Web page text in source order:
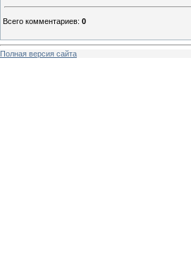
Всего комментариев: 0
Полная версия сайта